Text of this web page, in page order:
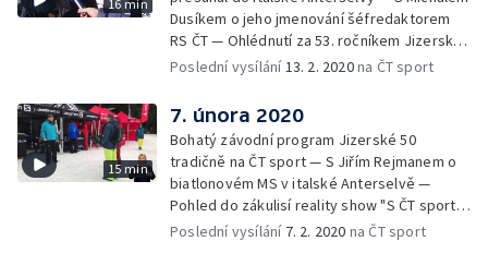
16 min
Dusíkem o jeho jmenování šéfredaktorem
RS ČT — Ohlédnutí za 53. ročníkem Jizerské
padesátky — Upoutávka na nejzajímavější
Poslední vysílání13. 2. 2020na ČT sport
15 min
7. února 2020
Bohatý závodní program Jizerské 50
tradičně na ČT sport — S Jiřím Rejmanem o
biatlonovém MS v italské Anterselvě —
Pohled do zákulisí reality show "S ČT sport
na vrchol" — Upoutávka na nejzajímavější
Poslední vysílání 7. 2. 2020 na ČT sport